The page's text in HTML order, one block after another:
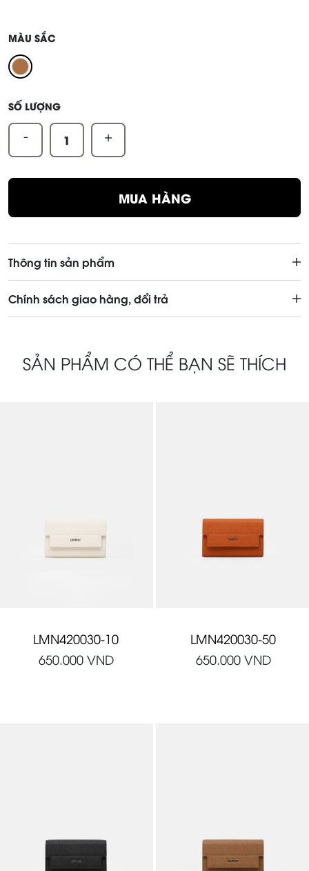
MÀU SẮC
SỐ LƯỢNG
- +
MUA HÀNG
Thông tin sản phẩm
Chính sách giao hàng, đổi trả
SẢN PHẨM CÓ THỂ BẠN SẼ THÍCH
LMN420030-10
650.000VND
LMN420030-50
650.000VND